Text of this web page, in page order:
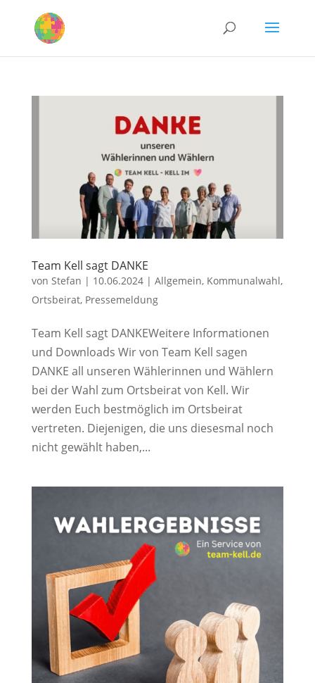
Team Kell sagt DANKE
von Stefan | 10.06.2024| Allgemein, Kommunalwahl,
Ortsbeirat, Pressemeldung
Team Kell sagt DANKEWeitere Informationen
und Downloads Wir von Team Kell sagen
DANKE all unseren Wählerinnen und Wählern
bei der Wahl zum Ortsbeirat von Kell. Wir
werden Euch bestmöglich im Ortsbeirat
vertreten. Diejenigen, die uns diesesmal noch
nicht gewählt haben,...